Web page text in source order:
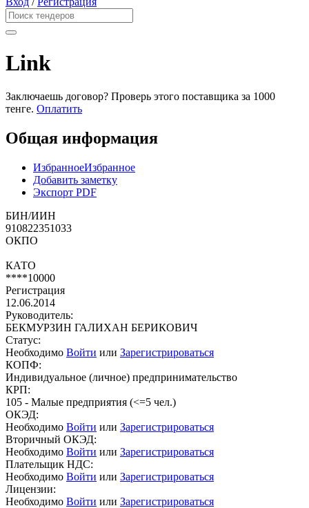
Link
Заключаешь договор? Проверь этого поставщика за 1000
тенге. Оплатить
Общая информация
ИзбранноеИзбранное
Добавить заметку
Экспорт PDF
БИН/ИИН
910822351033
ОКПО
КАТО
****10000
Регистрация
12.06.2014
Руководитель:
БЕКМУРЗИН ГАЛИХАН БЕРИКОВИЧ
Статус:
Необходимо Войти или Зарегистрироваться
КОПФ:
Индивидуальное (личное) предпринимательство
КРП:
105 - Малые предприятия (<=5 чел.)
ОКЭД:
Необходимо Войти или Зарегистрироваться
Вторичный ОКЭД:
Необходимо Войти или Зарегистрироваться
Плательщик НДС:
Необходимо Войти или Зарегистрироваться
Лицензии:
Необходимо Войти или Зарегистрироваться